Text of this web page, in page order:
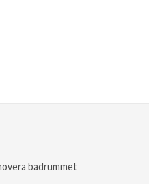
badrummet